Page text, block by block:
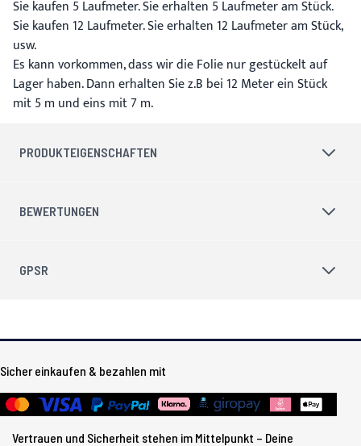
Sie kaufen 5 Laufmeter. Sie erhalten 5 Laufmeter am Stück.
Sie kaufen 12 Laufmeter. Sie erhalten 12 Laufmeter am Stück,
usw.
Es kann vorkommen, dass wir die Folie nur gestückelt auf
Lager haben. Dann erhalten Sie z.B bei 12 Meter ein Stück
mit 5 m und eins mit 7 m.
PRODUKTEIGENSCHAFTEN
BEWERTUNGEN
GPSR
Sicher einkaufen & bezahlen mit
Vertrauen und Sicherheit stehen im Mittelpunkt – Deine